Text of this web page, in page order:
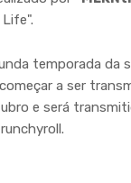
temporada da
a ser
e será